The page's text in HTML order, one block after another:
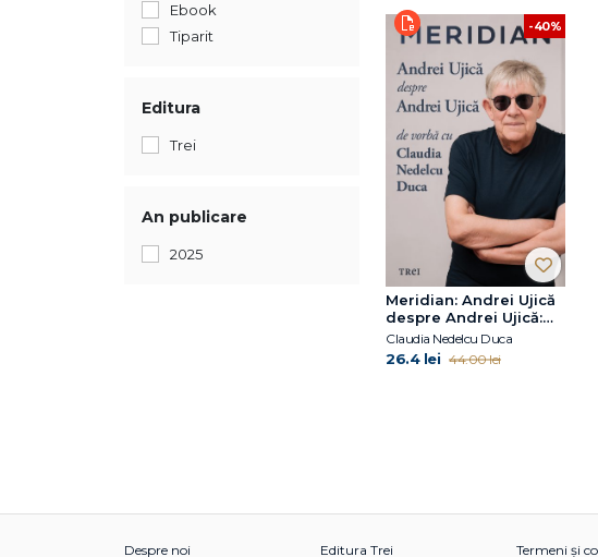
Ebook
Tiparit
Editura
Trei
An publicare
2025
-40%
Meridian: Andrei Ujică
despre Andrei Ujică:
De vorbă cu Claudia
Nedelcu Duca
Claudia Nedelcu Duca
26.4 lei 44.00 lei
Despre noi Editura Trei Termeni și